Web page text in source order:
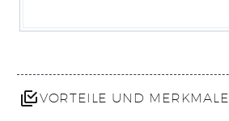
VORTEILE UND MERKMALE